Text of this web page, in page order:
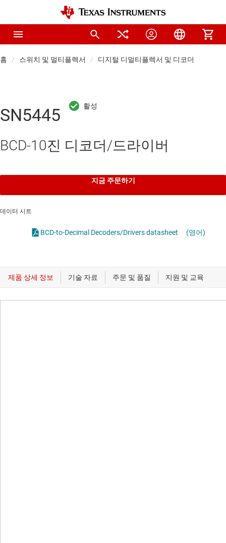
홈 스위치 및 멀티플렉서 디지털 디멀티플렉서 및 디코더
SN5445
BCD-10진 디코더/드라이버
지금 주문하기
데이터 시트
BCD-to-Decimal Decoders/Drivers datasheet (영어)